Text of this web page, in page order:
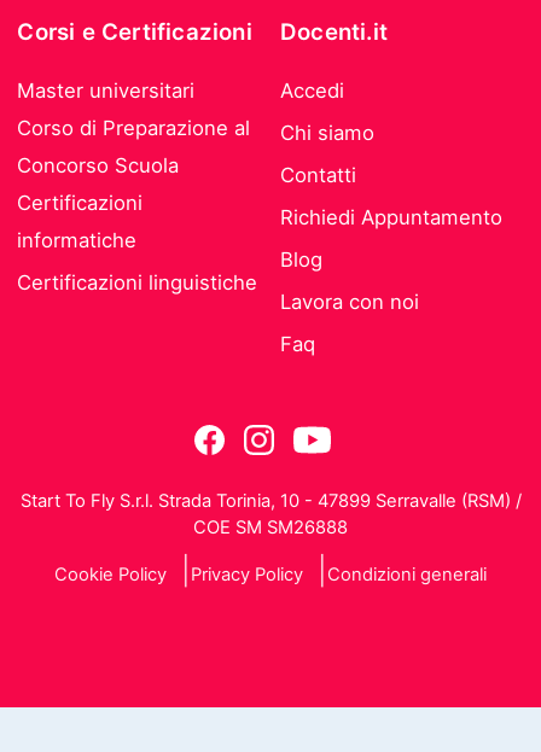
Corsi e Certificazioni
Master universitari
Corso di Preparazione al
Concorso Scuola
Certificazioni
informatiche
Certificazioni linguistiche
Docenti.it
Accedi
Chi siamo
Contatti
Richiedi Appuntamento
Blog
Lavora con noi
Faq
Start To Fly S.r.l. Strada Torinia, 10 - 47899 Serravalle (RSM) /
COE SM SM26888
Cookie Policy Privacy Policy Condizioni generali